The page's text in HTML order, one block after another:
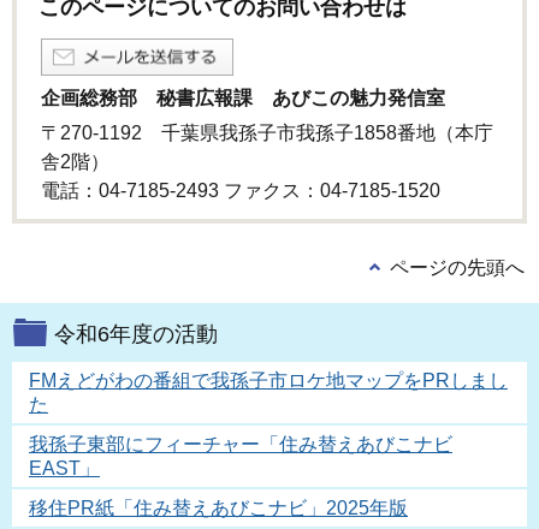
このページについてのお問い合わせは
企画総務部 秘書広報課 あびこの魅力発信室
〒270-1192 千葉県我孫子市我孫子1858番地（本庁
舎2階）
電話：04-7185-2493 ファクス：04-7185‐1520
ページの先頭へ
令和6年度の活動
FMえどがわの番組で我孫子市ロケ地マップをPRしまし
た
我孫子東部にフィーチャー「住み替えあびこナビ
EAST」
移住PR紙「住み替えあびこナビ」2025年版